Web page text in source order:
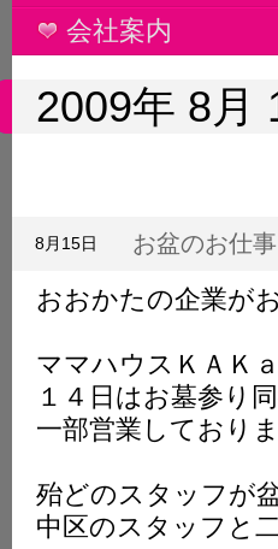
会社案内
2009年 8月
お盆のお仕事
8月15日
おおかたの企業が
ママハウスＫＡＫ
１４日はお墓参り
一部営業しておりま
殆どのスタッフが
中区のスタッフと